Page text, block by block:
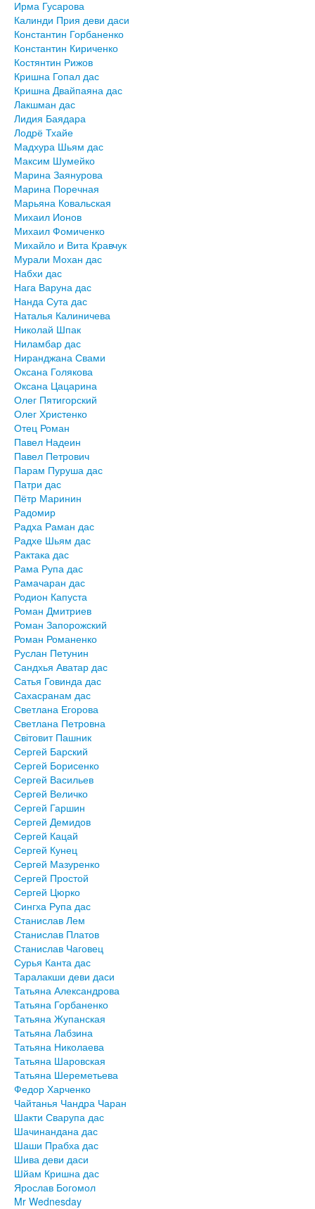
Ирма Гусарова
Калинди Прия деви даси
Константин Горбаненко
Константин Кириченко
Костянтин Рижов
Кришна Гопал дас
Кришна Двайпаяна дас
Лакшман дас
Лидия Баядара
Лодрё Тхайе
Мадхура Шьям дас
Максим Шумейко
Марина Заянурова
Марина Поречная
Марьяна Ковальская
Михаил Ионов
Михаил Фомиченко
Михайло и Вита Кравчук
Мурали Мохан дас
Набхи дас
Нага Варуна дас
Нанда Сута дас
Наталья Калиничева
Николай Шпак
Ниламбар дас
Ниранджана Свами
Оксана Голякова
Оксана Цацарина
Олег Пятигорский
Олег Христенко
Отец Роман
Павел Надеин
Павел Петрович
Парам Пуруша дас
Патри дас
Пётр Маринин
Радомир
Радха Раман дас
Радхе Шьям дас
Рактака дас
Рама Рупа дас
Рамачаран дас
Родион Капуста
Роман Дмитриев
Роман Запорожский
Роман Романенко
Руслан Петунин
Сандхья Аватар дас
Сатья Говинда дас
Сахасранам дас
Светлана Егорова
Светлана Петровна
Світовит Пашник
Сергей Барский
Сергей Борисенко
Сергей Васильев
Сергей Величко
Сергей Гаршин
Сергей Демидов
Сергей Кацай
Сергей Кунец
Сергей Мазуренко
Сергей Простой
Сергей Цюрко
Сингха Рупа дас
Станислав Лем
Станислав Платов
Станислав Чаговец
Сурья Канта дас
Таралакши деви даси
Татьяна Александрова
Татьяна Горбаненко
Татьяна Жупанская
Татьяна Лабзина
Татьяна Николаева
Татьяна Шаровская
Татьяна Шереметьева
Федор Харченко
Чайтанья Чандра Чаран
Шакти Сварупа дас
Шачинандана дас
Шаши Прабха дас
Шива деви даси
Шйам Кришна дас
Ярослав Богомол
Mr Wednesday